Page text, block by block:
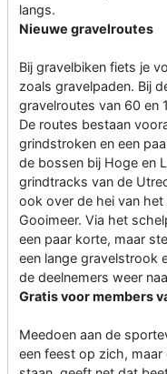
langs.
Nieuwe gravelroutes
Bij gravelbiken fiets je
zoals gravelpaden. Bij
gravelroutes van 60 en
De routes bestaan
grindstroken en een
de bossen bij Hoge en
grindtracks van de
ook over de hei van
Gooimeer. Via het
een paar korte, maar
een lange gravelstrook
de deelnemers weer
Gratis voor members
Meedoen aan de
een feest op zich,